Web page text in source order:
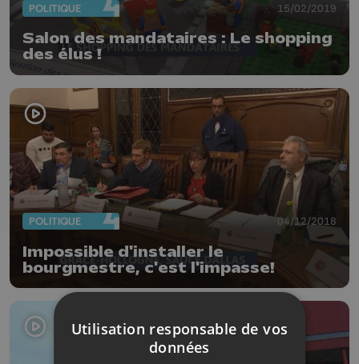
POLITIQUE 15/02/2019
Salon des mandataires : Le shopping
des élus !
POLITIQUE 04/12/2018
Impossible d'installer le
bourgmestre, c'est l'impasse!
Utilisation responsable de vos
données